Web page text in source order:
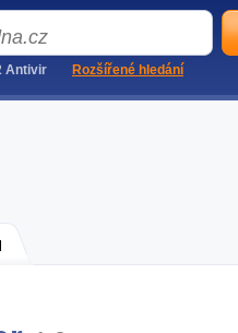
Antivir Rozšířené hledání